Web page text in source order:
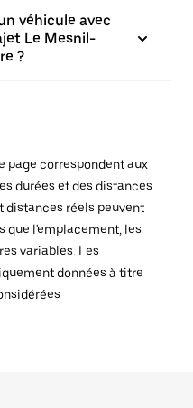
véhicule avec
Le Mesnil-
?
page correspondent aux
durées et des distances
distances réels peuvent
que l'emplacement, les
variables. Les
données à titre